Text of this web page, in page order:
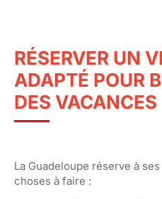
RÉSERVER UN
ADAPTÉ POUR
DES VACANCES
La Guadeloupe réserve à
choses à faire :